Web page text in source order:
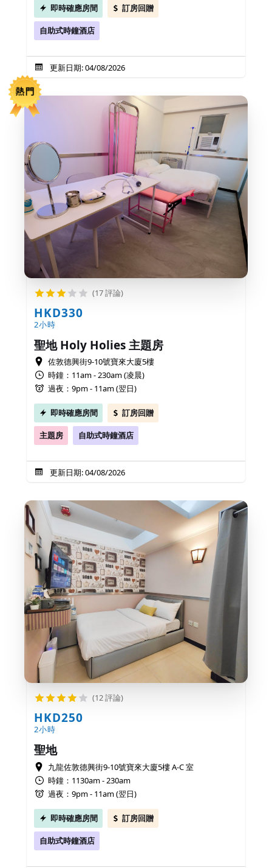
即時確應房間 訂房回贈
自助式時鐘酒店
更新日期: 04/08/2026
(17 評論)
HKD330
2小時
聖地 Holy Holies 主題房
佐敦德興街9-10號寶來大廈5樓
時鐘：11am - 230am (凌晨)
過夜：9pm - 11am (翌日)
即時確應房間 訂房回贈
主題房 自助式時鐘酒店
更新日期: 04/08/2026
(12 評論)
HKD250
2小時
聖地
九龍佐敦德興街9-10號寶來大廈5樓 A-C 室
時鐘：1130am - 230am
過夜：9pm - 11am (翌日)
即時確應房間 訂房回贈
自助式時鐘酒店